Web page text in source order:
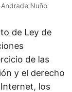
Nuño
de Ley de
de las
y el derecho
los